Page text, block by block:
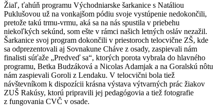
Žiaľ, ťahúň programu Východniarske šarkanice s Natáliou
Puklušovou už na vonkajšom pódiu svoje vystúpenie nedokončili,
pretože takú trmu-vrmu, aká sa na nás spustila v priebehu
niekoľkých sekúnd, som ešte v rámci našich letných osláv nezažil.
Šarkanice svoj program dokončili v priestoroch telocvične ZŠ, kde
sa odprezentovali aj Sovnakune Cháve z osady, zaspievali nám
finalisti súťaže „Predveď sa“, ktorých porota vybrala do hlavného
programu, Betka Budzáková a Nicolas Adamjak a na Goralskú nôtu
nám zaspievali Goroli z Lendaku. V telocvični bola tiež
návštevníkom k dispozícii krásna výstava výtvarných prác žiakov
ZUŠ Rakúsy, ktorú pripravili jej pedagógovia a tiež fotografie
z fungovania CVČ v osade.